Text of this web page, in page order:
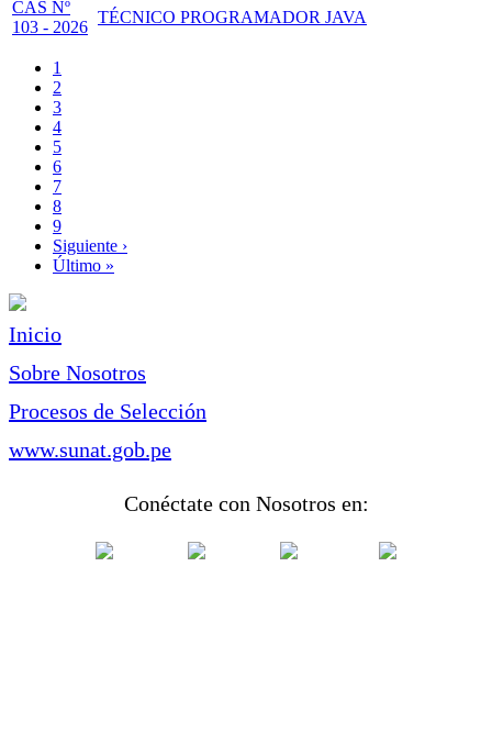
CAS Nº
103 - 2026
TÉCNICO PROGRAMADOR JAVA
Paginación
Página
actual
1
Page
2
Page
3
Page
4
Page
5
Page
6
Page
7
Page
8
Page
9
Siguiente
página
Siguiente ›
Última
Último »
Inicio
Sobre Nosotros
Procesos de Selección
www.sunat.gob.pe
Conéctate con Nosotros en: